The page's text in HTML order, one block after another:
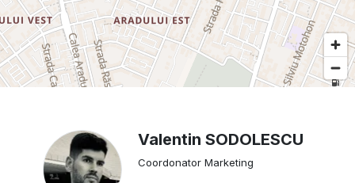
Valentin SODOLESCU
Coordonator Marketing